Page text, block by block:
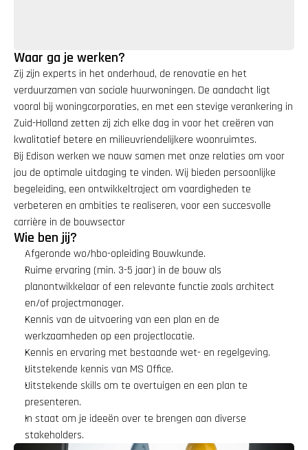
Waar ga je werken?
Zij zijn experts in het onderhoud, de renovatie en het
verduurzamen van sociale huurwoningen. De aandacht ligt
vooral bij woningcorporaties, en met een stevige verankering in
Zuid-Holland zetten zij zich elke dag in voor het creëren van
kwalitatief betere en milieuvriendelijkere woonruimtes.
Bij Edison werken we nauw samen met onze relaties om voor
jou de optimale uitdaging te vinden. Wij bieden persoonlijke
begeleiding, een ontwikkeltraject om vaardigheden te
verbeteren en ambities te realiseren, voor een succesvolle
carrière in de bouwsector
Wie ben jij?
Afgeronde wo/hbo-opleiding Bouwkunde.
Ruime ervaring (min. 3-5 jaar) in de bouw als
planontwikkelaar of een relevante functie zoals architect
en/of projectmanager.
Kennis van de uitvoering van een plan en de
werkzaamheden op een projectlocatie.
Kennis en ervaring met bestaande wet- en regelgeving.
Uitstekende kennis van MS Office.
Uitstekende skills om te overtuigen en een plan te
presenteren.
In staat om je ideeën over te brengen aan diverse
stakeholders.